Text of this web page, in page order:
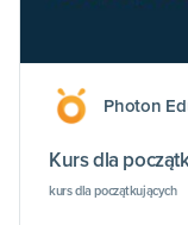
Photon
Kurs dla
kurs dla początkujących